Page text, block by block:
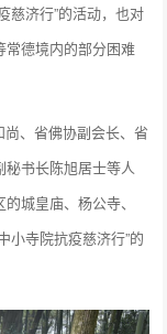
慈济行”的活动，也对
常德境内的部分困难
、省佛协副会长、省
书长陈旭居士等人
城皇庙、杨公寺、
小寺院抗疫慈济行”的